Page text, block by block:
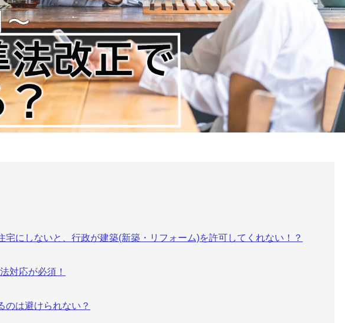
宅にしないと、行政が建築(新築・リフォーム)を許可してくれない！？
対応が必須！
のは避けられない？